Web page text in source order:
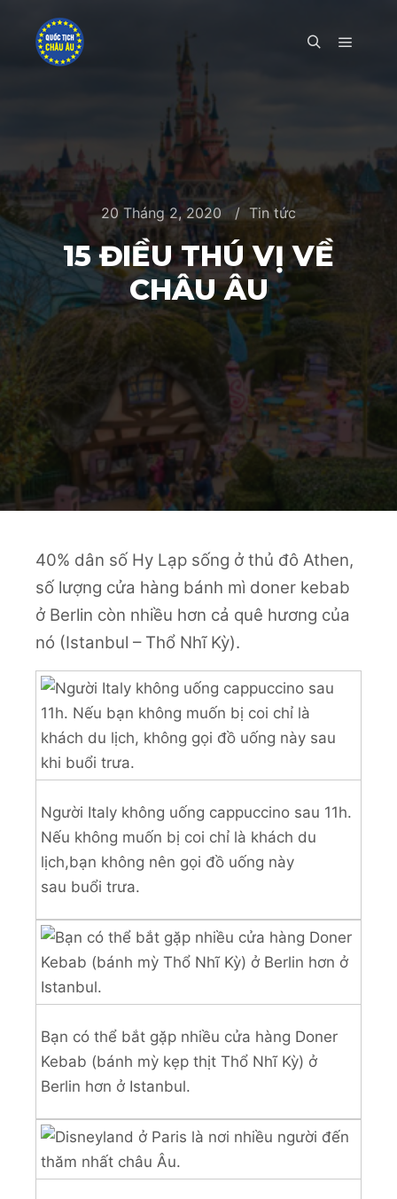
20 Tháng 2, 2020 Tin tức
15 ĐIỀU THÚ VỊ VỀ
CHÂU ÂU
40% dân số Hy Lạp sống ở thủ đô Athen,
số lượng cửa hàng bánh mì doner kebab
ở Berlin còn nhiều hơn cả quê hương của
nó (Istanbul – Thổ Nhĩ Kỳ).
Người Italy không uống cappuccino sau 11h.
Nếu không muốn bị coi chỉ là khách du
lịch,bạn không nên gọi đồ uống này
sau buổi trưa.
Bạn có thể bắt gặp nhiều cửa hàng Doner
Kebab (bánh mỳ kẹp thịt Thổ Nhĩ Kỳ) ở
Berlin hơn ở Istanbul.